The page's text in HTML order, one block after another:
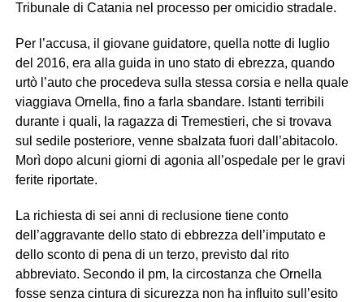
Tribunale di Catania nel processo per omicidio stradale.
Per l’accusa, il giovane guidatore, quella notte di luglio
del 2016, era alla guida in uno stato di ebrezza, quando
urtò l’auto che procedeva sulla stessa corsia e nella quale
viaggiava Ornella, fino a farla sbandare. Istanti terribili
durante i quali, la ragazza di Tremestieri, che si trovava
sul sedile posteriore, venne sbalzata fuori dall’abitacolo.
Morì dopo alcuni giorni di agonia all’ospedale per le gravi
ferite riportate.
La richiesta di sei anni di reclusione tiene conto
dell’aggravante dello stato di ebbrezza dell’imputato e
dello sconto di pena di un terzo, previsto dal rito
abbreviato. Secondo il pm, la circostanza che Ornella
fosse senza cintura di sicurezza non ha influito sull’esito